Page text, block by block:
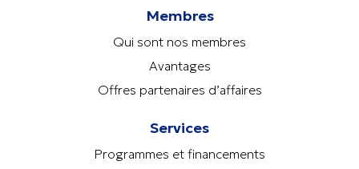
Membres
Qui sont nos membres
Avantages
Offres partenaires d’affaires
Services
Programmes et financements